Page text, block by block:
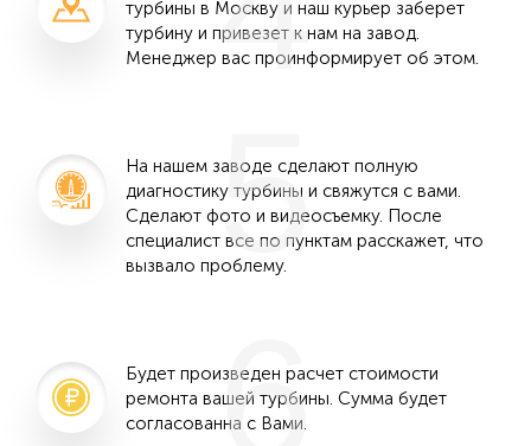
турбины в Москву и наш курьер заберет
турбину и привезет к нам на завод.
Менеджер вас проинформирует об этом.
На нашем заводе сделают полную
диагностику турбины и свяжутся с вами.
Сделают фото и видеосъемку. После
специалист все по пунктам расскажет, что
вызвало проблему.
5
Будет произведен расчет стоимости
ремонта вашей турбины. Сумма будет
согласованна с Вами.
6